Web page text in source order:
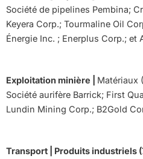
Société de pipelines Pembina;
Keyera Corp.; Tourmaline Oil
Énergie Inc. ; Enerplus Corp.; et
Exploitation minière | Matériaux
Société aurifère Barrick; First
Lundin Mining Corp.; B2Gold
Transport | Produits industriels